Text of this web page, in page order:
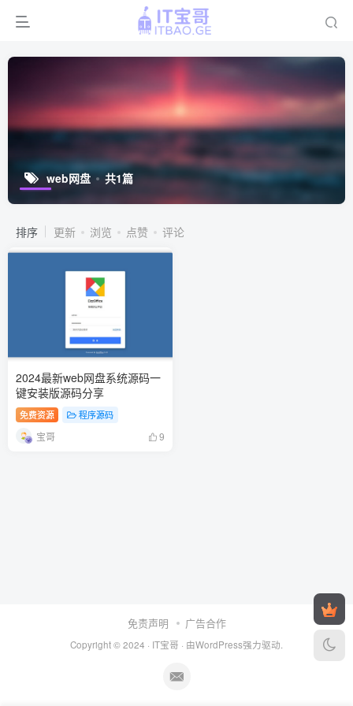
web网盘 共1篇
排序 更新 浏览 点赞 评论
2024最新web网盘系统源码一
键安装版源码分享
免费资源 程序源码
宝哥 9
免责声明 广告合作
Copyright © 2024 · IT宝哥 · 由WordPress强力驱动.